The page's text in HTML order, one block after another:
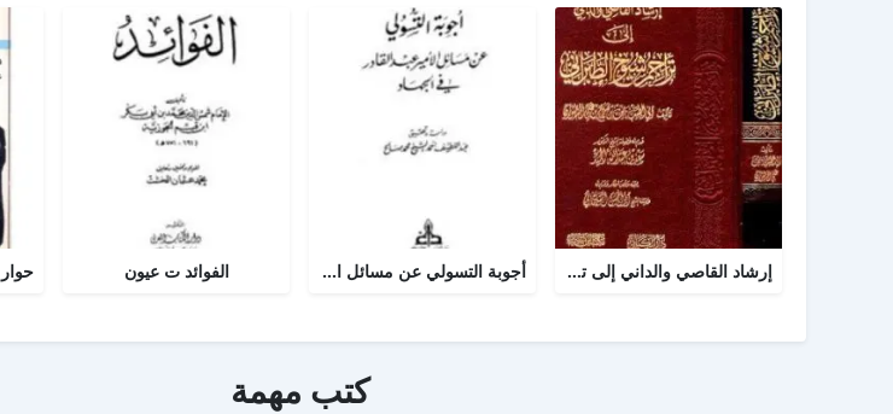
إرشاد القاصي والداني إلى تراجم شيوخ الطبراني أجوبة التسولي عن مسائل الأمير عبد القادر في الجهاد الفوائد ت عيون
كتب مهمة